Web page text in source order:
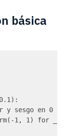
básica
y sesgo en 0
1, 1) for _